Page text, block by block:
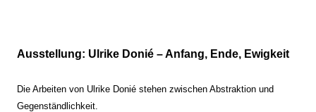
Ausstellung: Ulrike Donié – Anfang, Ende, Ewigkeit
Die Arbeiten von Ulrike Donié stehen zwischen Abstraktion und
Gegenständlichkeit.